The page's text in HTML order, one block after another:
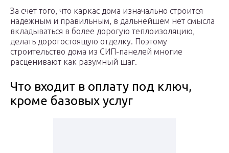
За счет того, что каркас дома изначально строится
надежным и правильным, в дальнейшем нет смысла
вкладываться в более дорогую теплоизоляцию,
делать дорогостоящую отделку. Поэтому
строительство дома из СИП-панелей многие
расценивают как разумный шаг.
Что входит в оплату под ключ,
кроме базовых услуг